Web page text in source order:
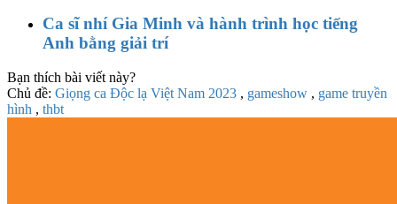
Ca sĩ nhí Gia Minh và hành trình học tiếng
Anh bằng giải trí
Bạn thích bài viết này?
Chủ đề: Giọng ca Độc lạ Việt Nam 2023 , gameshow , game truyền
hình , thbt